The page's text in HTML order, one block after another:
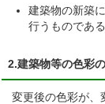
建築物の新築
行うものである
2.建築物等の色彩
変更後の色彩が、